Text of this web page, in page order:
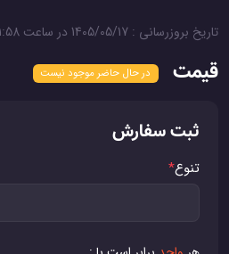
تاریخ بروزرسانی : 1405/05/17 در ساعت 11:58
قیمت در حال حاضر موجود نیست
ثبت سفارش
تنوع*